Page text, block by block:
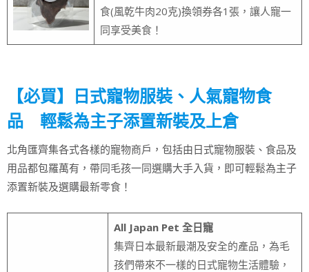
食(風乾牛肉20克)換領券各1張，讓人寵一
同享受美食！
【必買】日式寵物服裝、人氣寵物食
品 輕鬆為主子添置新裝及上倉
北角匯齊集各式各樣的寵物商戶，包括由日式寵物服裝、食品及
用品都包羅萬有，帶同毛孩一同選購大手入貨，即可輕鬆為主子
添置新裝及選購最新零食！
All Japan Pet 全日寵
集齊日本最新最潮及安全的產品，為毛
孩們帶來不一樣的日式寵物生活體驗，